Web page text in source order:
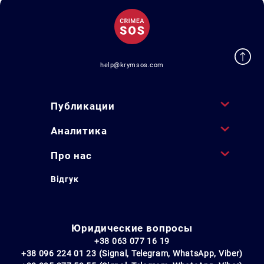
help@krymsos.com
Публикации
Аналитика
Про нас
Відгук
Юридические вопросы
+38 063 077 16 19
+38 096 224 01 23 (Signal, Telegram, WhatsApp, Viber)